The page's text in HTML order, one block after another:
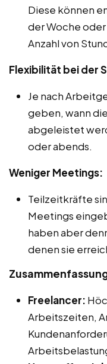
Diese können
der Woche
Anzahl von
Flexibilität bei der
Je nach
geben, wann
abgeleistet
oder abends.
Weniger Meetings:
Teilzeitkräfte
Meetings
haben aber
denen sie
Freelancer:
Arbeitszeiten,